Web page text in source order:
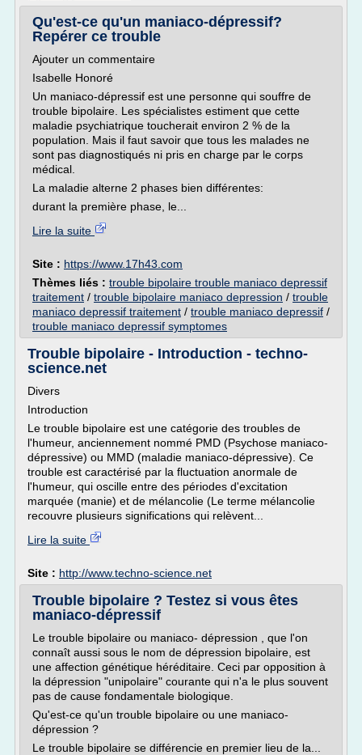
Qu'est-ce qu'un maniaco-dépressif?
Repérer ce trouble
Ajouter un commentaire
Isabelle Honoré
Un maniaco-dépressif est une personne qui souffre de
trouble bipolaire. Les spécialistes estiment que cette
maladie psychiatrique toucherait environ 2 % de la
population. Mais il faut savoir que tous les malades ne
sont pas diagnostiqués ni pris en charge par le corps
médical.
La maladie alterne 2 phases bien différentes:
durant la première phase, le...
Lire la suite
Site : https://www.17h43.com
Thèmes liés : trouble bipolaire trouble maniaco depressif
traitement / trouble bipolaire maniaco depression / trouble
maniaco depressif traitement / trouble maniaco depressif /
trouble maniaco depressif symptomes
Trouble bipolaire - Introduction - techno-
science.net
Divers
Introduction
Le trouble bipolaire est une catégorie des troubles de
l'humeur, anciennement nommé PMD (Psychose maniaco-
dépressive) ou MMD (maladie maniaco-dépressive). Ce
trouble est caractérisé par la fluctuation anormale de
l'humeur, qui oscille entre des périodes d'excitation
marquée (manie) et de mélancolie (Le terme mélancolie
recouvre plusieurs significations qui relèvent...
Lire la suite
Site : http://www.techno-science.net
Trouble bipolaire ? Testez si vous êtes
maniaco-dépressif
Le trouble bipolaire ou maniaco- dépression , que l'on
connaît aussi sous le nom de dépression bipolaire, est
une affection génétique héréditaire. Ceci par opposition à
la dépression "unipolaire" courante qui n'a le plus souvent
pas de cause fondamentale biologique.
Qu'est-ce qu'un trouble bipolaire ou une maniaco-
dépression ?
Le trouble bipolaire se différencie en premier lieu de la...